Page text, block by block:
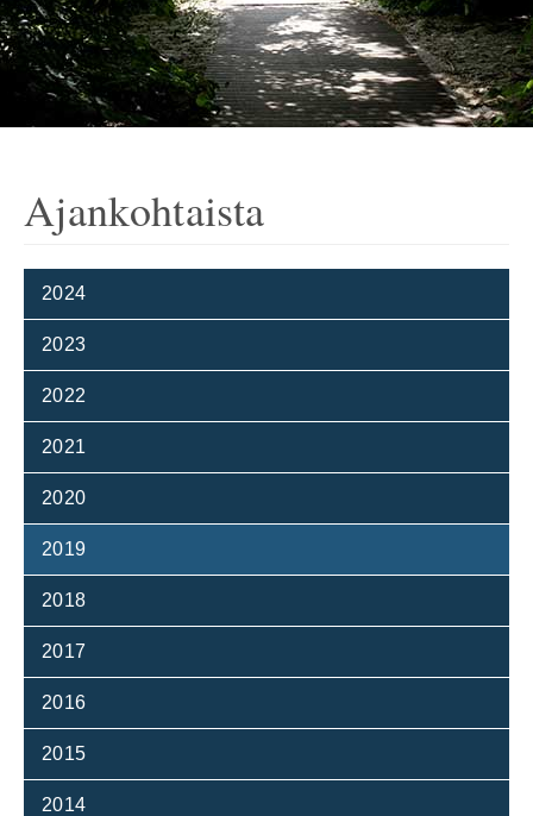
Ajankohtaista
2024
2023
2022
2021
2020
2019
2018
2017
2016
2015
2014